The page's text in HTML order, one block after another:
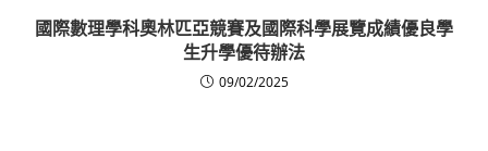
國際數理學科奧林匹亞競賽及國際科學展覽成績優良學
生升學優待辦法
09/02/2025